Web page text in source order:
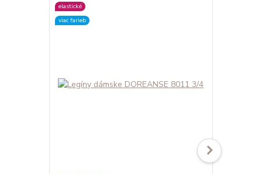
elastické
viac farieb